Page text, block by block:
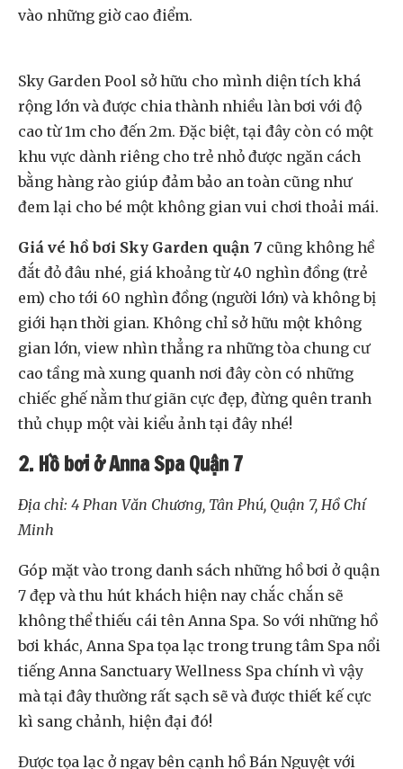
vào những giờ cao điểm.
Sky Garden Pool sở hữu cho mình diện tích khá
rộng lớn và được chia thành nhiều làn bơi với độ
cao từ 1m cho đến 2m. Đặc biệt, tại đây còn có một
khu vực dành riêng cho trẻ nhỏ được ngăn cách
bằng hàng rào giúp đảm bảo an toàn cũng như
đem lại cho bé một không gian vui chơi thoải mái.
Giá vé hồ bơi Sky Garden quận 7 cũng không hề
đắt đỏ đâu nhé, giá khoảng từ 40 nghìn đồng (trẻ
em) cho tới 60 nghìn đồng (người lớn) và không bị
giới hạn thời gian. Không chỉ sở hữu một không
gian lớn, view nhìn thẳng ra những tòa chung cư
cao tầng mà xung quanh nơi đây còn có những
chiếc ghế nằm thư giãn cực đẹp, đừng quên tranh
thủ chụp một vài kiểu ảnh tại đây nhé!
2. Hồ bơi ở Anna Spa Quận 7
Địa chỉ: 4 Phan Văn Chương, Tân Phú, Quận 7, Hồ Chí
Minh
Góp mặt vào trong danh sách những hồ bơi ở quận
7 đẹp và thu hút khách hiện nay chắc chắn sẽ
không thể thiếu cái tên Anna Spa. So với những hồ
bơi khác, Anna Spa tọa lạc trong trung tâm Spa nổi
tiếng Anna Sanctuary Wellness Spa chính vì vậy
mà tại đây thường rất sạch sẽ và được thiết kế cực
kì sang chảnh, hiện đại đó!
Được tọa lạc ở ngay bên cạnh hồ Bán Nguyệt với